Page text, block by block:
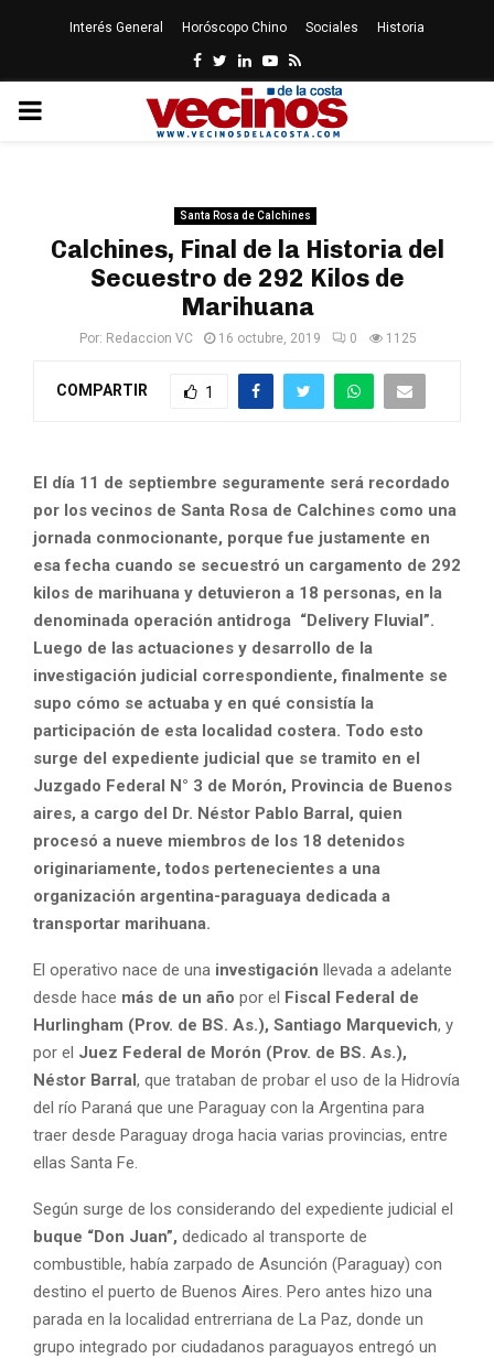
Interés General Horóscopo Chino Sociales Historia
Facebook
Twitter
LinkedinYoutube
Rss
PRIMARY
Santa Rosa de Calchines
Calchines, Final de la Historia del
Secuestro de 292 Kilos de
Marihuana
Por: Redaccion VC 16 octubre, 2019 0 1125
COMPARTIR 1
El día 11 de septiembre seguramente será recordado
por los vecinos de Santa Rosa de Calchines como una
jornada conmocionante, porque fue justamente en
esa fecha cuando se secuestró un cargamento de 292
kilos de marihuana y detuvieron a 18 personas, en la
denominada operación antidroga “Delivery Fluvial”.
Luego de las actuaciones y desarrollo de la
investigación judicial correspondiente, finalmente se
supo cómo se actuaba y en qué consistía la
participación de esta localidad costera. Todo esto
surge del expediente judicial que se tramito en el
Juzgado Federal N° 3 de Morón, Provincia de Buenos
aires, a cargo del Dr. Néstor Pablo Barral, quien
procesó a nueve miembros de los 18 detenidos
originariamente, todos pertenecientes a una
organización argentina-paraguaya dedicada a
transportar marihuana.
El operativo nace de una investigación llevada a adelante
desde hace más de un año por el Fiscal Federal de
Hurlingham (Prov. de BS. As.), Santiago Marquevich, y
por el Juez Federal de Morón (Prov. de BS. As.),
Néstor Barral, que trataban de probar el uso de la Hidrovía
del río Paraná que une Paraguay con la Argentina para
traer desde Paraguay droga hacia varias provincias, entre
ellas Santa Fe.
Según surge de los considerando del expediente judicial el
buque “Don Juan”, dedicado al transporte de
combustible, había zarpado de Asunción (Paraguay) con
destino el puerto de Buenos Aires. Pero antes hizo una
parada en la localidad entrerriana de La Paz, donde un
grupo integrado por ciudadanos paraguayos entregó un